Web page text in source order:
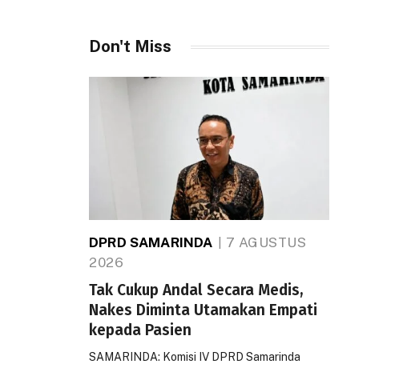
Don't Miss
DPRD SAMARINDA
7 AGUSTUS
2026
Tak Cukup Andal Secara Medis,
Nakes Diminta Utamakan Empati
kepada Pasien
SAMARINDA: Komisi IV DPRD Samarinda